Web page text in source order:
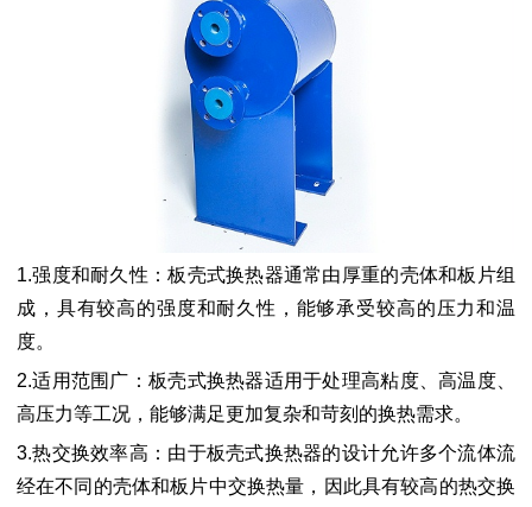
1.强度和耐久性：板壳式换热器通常由厚重的壳体和板片组
成，具有较高的强度和耐久性，能够承受较高的压力和温
度。
2.适用范围广：板壳式换热器适用于处理高粘度、高温度、
高压力等工况，能够满足更加复杂和苛刻的换热需求。
3.热交换效率高：由于板壳式换热器的设计允许多个流体流
经在不同的壳体和板片中交换热量，因此具有较高的热交换